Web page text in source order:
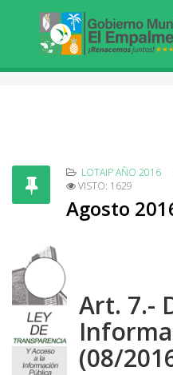
LOTAIP AÑO 2016
VISTO: 1629
Agosto
Art. 7.-
(08/